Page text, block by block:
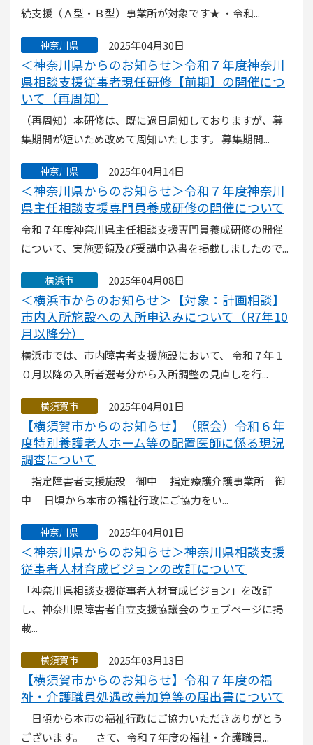
続支援（Ａ型・Ｂ型）事業所が対象です★ ・令和...
神奈川県 2025年04月30日
＜神奈川県からのお知らせ＞令和７年度神奈川
県相談支援従事者現任研修【前期】の開催につ
いて（再周知）
（再周知）本研修は、既に過日周知しておりますが、募
集期間が短いため改めて周知いたします。 募集期間...
神奈川県 2025年04月14日
＜神奈川県からのお知らせ＞令和７年度神奈川
県主任相談支援専門員養成研修の開催について
令和７年度神奈川県主任相談支援専門員養成研修の開催
について、実施要領及び受講申込書を掲載しましたので...
横浜市 2025年04月08日
＜横浜市からのお知らせ＞【対象：計画相談】
市内入所施設への入所申込みについて（R7年10
月以降分）
横浜市では、市内障害者支援施設において、 令和７年１
０月以降の入所者選考分から入所調整の見直しを行...
横須賀市 2025年04月01日
【横須賀市からのお知らせ】（照会）令和６年
度特別養護老人ホーム等の配置医師に係る現況
調査について
指定障害者支援施設 御中 指定療護介護事業所 御
中 日頃から本市の福祉行政にご協力をい...
神奈川県 2025年04月01日
＜神奈川県からのお知らせ＞神奈川県相談支援
従事者人材育成ビジョンの改訂について
「神奈川県相談支援従事者人材育成ビジョン」を改訂
し、神奈川県障害者自立支援協議会のウェブページに掲
載...
横須賀市 2025年03月13日
【横須賀市からのお知らせ】令和７年度の福
祉・介護職員処遇改善加算等の届出書について
日頃から本市の福祉行政にご協力いただきありがとう
ございます。 さて、令和７年度の福祉・介護職員...